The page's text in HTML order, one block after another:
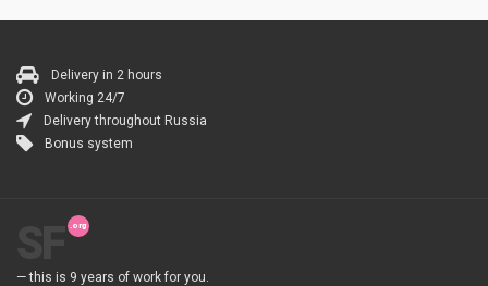
Delivery in 2 hours
Working 24/7
Delivery throughout Russia
Bonus system
— this is 9 years of work for you.